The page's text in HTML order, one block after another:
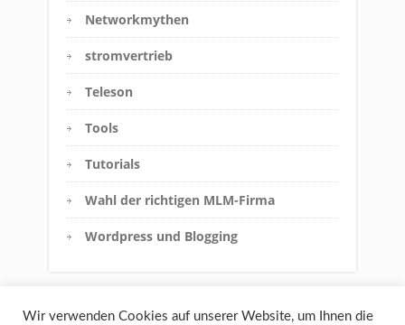
Networkmythen
stromvertrieb
Teleson
Tools
Tutorials
Wahl der richtigen MLM-Firma
Wordpress und Blogging
Wir verwenden Cookies auf unserer Website, um Ihnen die